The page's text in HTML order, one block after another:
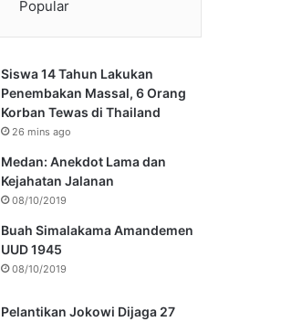
Popular
Siswa 14 Tahun Lakukan
Penembakan Massal, 6 Orang
Korban Tewas di Thailand
26 mins ago
Medan: Anekdot Lama dan
Kejahatan Jalanan
08/10/2019
Buah Simalakama Amandemen
UUD 1945
08/10/2019
Pelantikan Jokowi Dijaga 27